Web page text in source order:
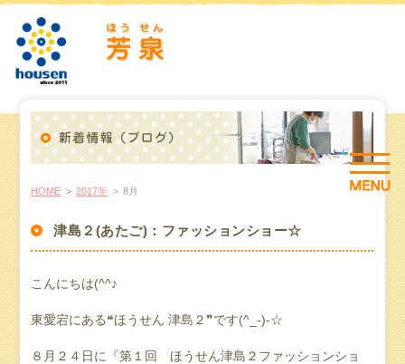
HOME > 2017年 > 8月
津島２(あたご)：ファッションショー☆
こんにちは(^^♪
東愛宕にある❝ほうせん 津島２❞です(^_-)-☆
８月２４日に『第１回 ほうせん津島２ファッションショ